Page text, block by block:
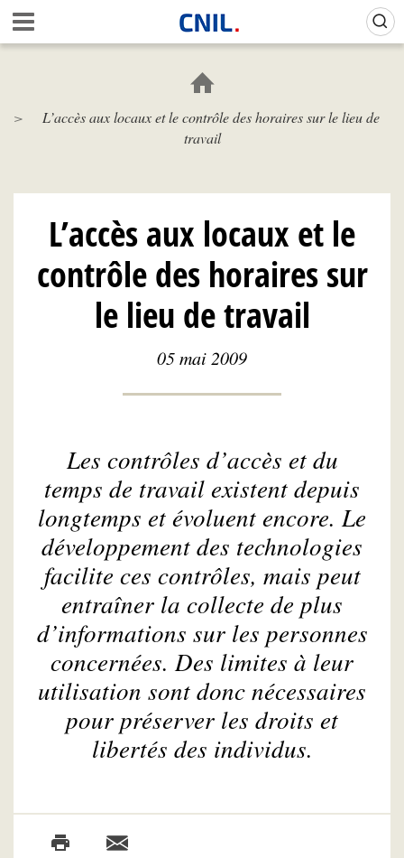
Aller
au
contenu
c
i
N
L
L’accès aux locaux et le contrôle des horaires sur le lieu de
travail
L’accès aux locaux et le
contrôle des horaires sur
le lieu de travail
05 mai 2009
Les contrôles d’accès et du
temps de travail existent depuis
longtemps et évoluent encore. Le
développement des technologies
facilite ces contrôles, mais peut
entraîner la collecte de plus
d’informations sur les personnes
concernées. Des limites à leur
utilisation sont donc nécessaires
pour préserver les droits et
libertés des individus.
Gestion de vos préférences sur les cookies (témoins de connexion)